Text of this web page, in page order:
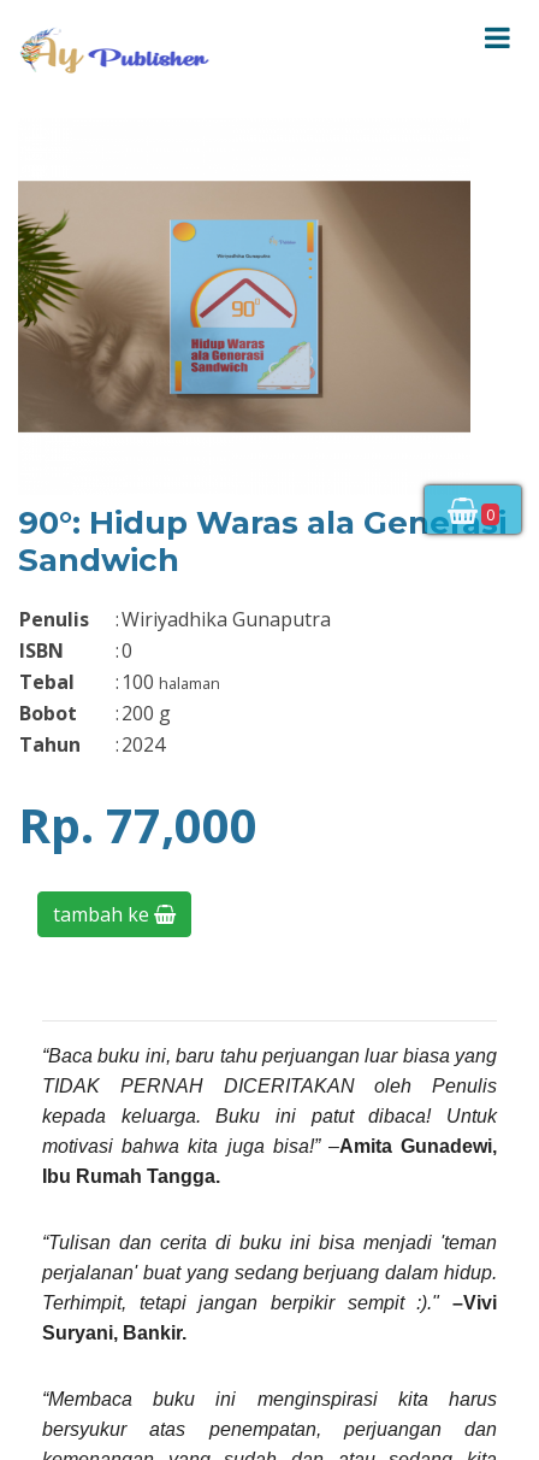
0
90°: Hidup Waras ala Generasi
Sandwich
Penulis :Wiriyadhika Gunaputra
ISBN
:0
Tebal
: 100 halaman
Bobot :200 g
Tahun
:2024
Rp. 77,000
tambah ke
“Baca buku ini, baru tahu perjuangan luar biasa yang
TIDAK PERNAH DICERITAKAN oleh Penulis
kepada keluarga. Buku ini patut dibaca! Untuk
motivasi bahwa kita juga bisa!” –Amita Gunadewi,
Ibu Rumah Tangga.
“Tulisan dan cerita di buku ini bisa menjadi 'teman
perjalanan' buat yang sedang berjuang dalam hidup.
Terhimpit, tetapi jangan berpikir sempit :)." –Vivi
Suryani, Bankir.
“Membaca buku ini menginspirasi kita harus
bersyukur atas penempatan, perjuangan dan